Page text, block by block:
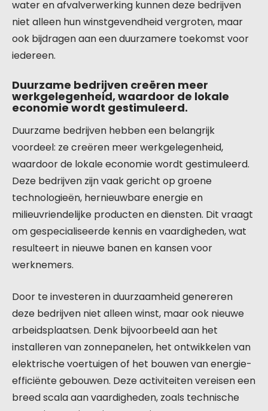
water en afvalverwerking kunnen deze bedrijven
niet alleen hun winstgevendheid vergroten, maar
ook bijdragen aan een duurzamere toekomst voor
iedereen.
Duurzame bedrijven creëren meer
werkgelegenheid, waardoor de lokale
economie wordt gestimuleerd.
Duurzame bedrijven hebben een belangrijk
voordeel: ze creëren meer werkgelegenheid,
waardoor de lokale economie wordt gestimuleerd.
Deze bedrijven zijn vaak gericht op groene
technologieën, hernieuwbare energie en
milieuvriendelijke producten en diensten. Dit vraagt
om gespecialiseerde kennis en vaardigheden, wat
resulteert in nieuwe banen en kansen voor
werknemers.
Door te investeren in duurzaamheid genereren
deze bedrijven niet alleen winst, maar ook nieuwe
arbeidsplaatsen. Denk bijvoorbeeld aan het
installeren van zonnepanelen, het ontwikkelen van
elektrische voertuigen of het bouwen van energie-
efficiënte gebouwen. Deze activiteiten vereisen een
breed scala aan vaardigheden, zoals technische